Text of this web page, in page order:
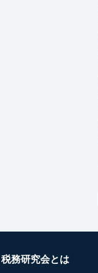
税務研究会とは